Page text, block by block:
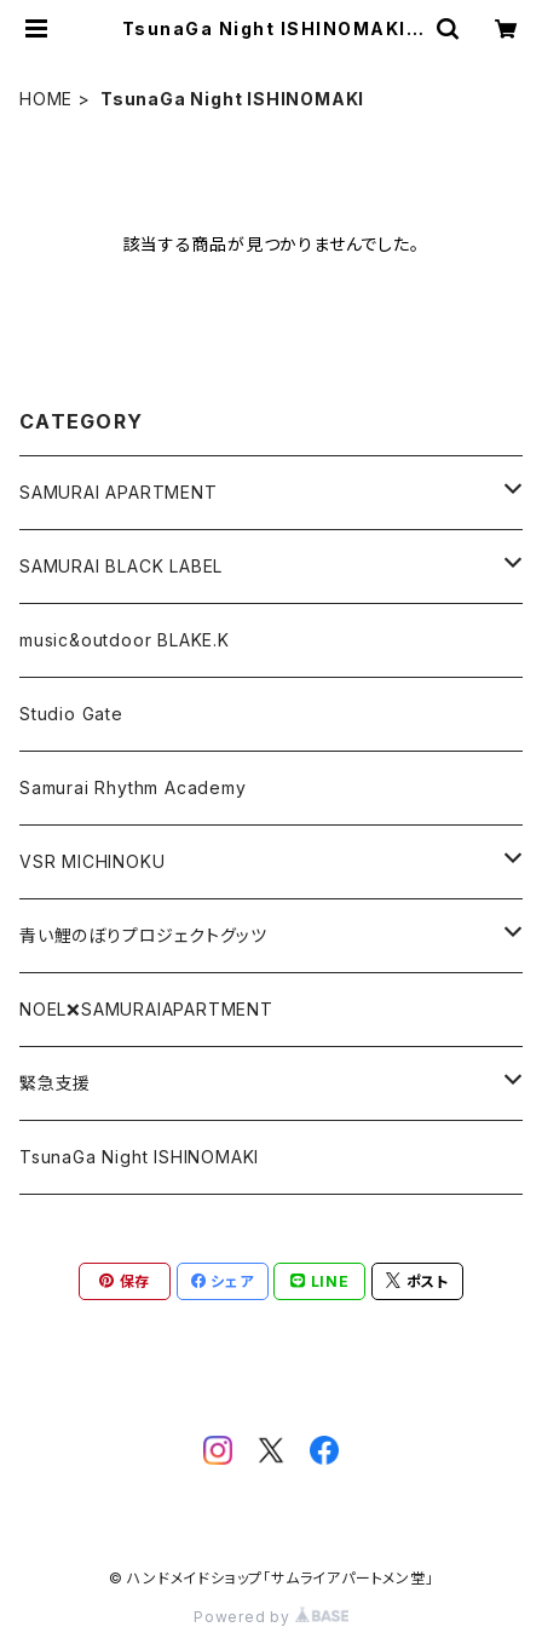
TsunaGa Night ISHINOMAKI |
HOME
TsunaGa Night ISHINOMAKI
該当する商品が見つかりませんでした。
CATEGORY
SAMURAI APARTMENT
CD,DVD,DLカード
Tシャツ
スマフォケース
Gate関連グッツ
前掛け
タオル
リストバンド
SAMURAI BLACK LABEL
ポストカード
SAMURAI BLACK LABEL
パーカー
Tシャツ
アクリルキーホルダー
music&outdoor BLAKE.K
Studio Gate
Samurai Rhythm Academy
VSR MICHINOKU
DVD
CD
DLカード
青い鯉のぼりプロジェクトグッツ
青い鯉のぼり手拭い
青い鯉のぼりTシャツ
NOEL❌SAMURAIAPARTMENT
緊急支援
復興北陸
台湾加油
TsunaGa Night ISHINOMAKI
保存 シェア LINE ポスト
© ハンドメイドショップ「サムライアパートメン堂」
Powered by